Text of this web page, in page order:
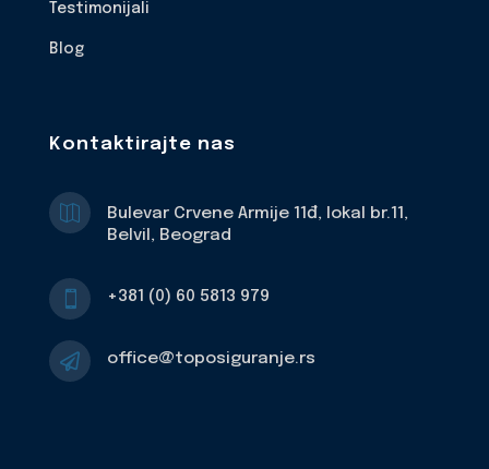
Testimonijali
Blog
Kontaktirajte nas
Bulevar Crvene Armije 11đ, lokal br.11,
Belvil, Beograd
+381 (0) 60 5813 979
 office@toposiguranje.rs